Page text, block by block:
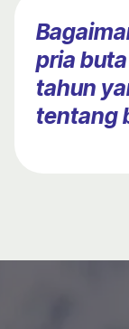
pria
tahun
tentang